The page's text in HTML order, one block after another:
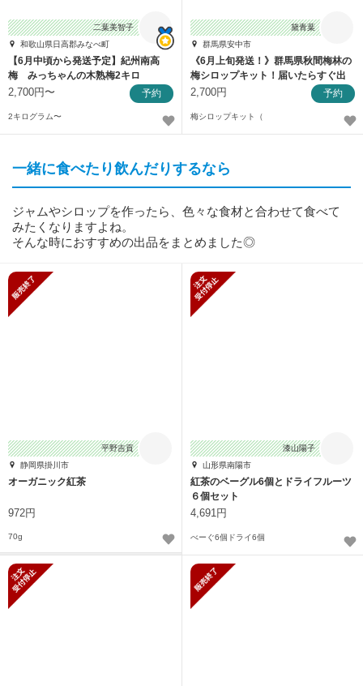
二葉美智子
和歌山県日高郡みなべ町
【6月中頃から発送予定】紀州南高
梅 みっちゃんの木熟梅2キロ
2,700円〜 予約
2キログラム〜
黛青葉
群馬県安中市
《6月上旬発送！》群馬県秋間梅林の
梅シロップキット！届いたらすぐ出
来ちゃう！
2,700円 予約
梅シロップキット（
一緒に食べたり飲んだりするなら
ジャムやシロップを作ったら、色々な食材と合わせて食べて
みたくなりますよね。
そんな時におすすめの出品をまとめました◎
平野吉貢
静岡県掛川市
オーガニック紅茶
972円
70g
漆山陽子
山形県南陽市
紅茶のベーグル6個とドライフルーツ
６個セット
4,691円
べーぐ6個ドライ6個